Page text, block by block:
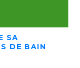
SA
DE BAIN